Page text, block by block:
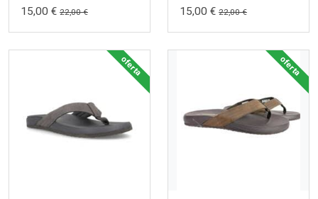
15,00 € 22,00 € 15,00 € 22,00 €
oferta oferta